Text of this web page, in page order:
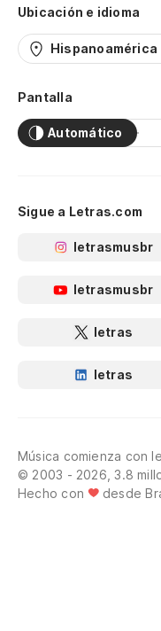
Ubicación e idioma
Hispanoamérica
Pantalla
Automático
Sigue a Letras.com
letrasmusbr
letrasmusbr
letras
letras
Música comienza con
© 2003 - 2026, 3.8
Hecho con
desde